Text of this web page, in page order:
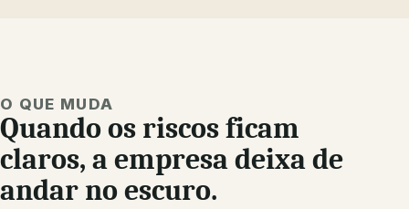
O QUE MUDA
Quando os riscos ficam
claros, a empresa deixa de
andar no escuro.